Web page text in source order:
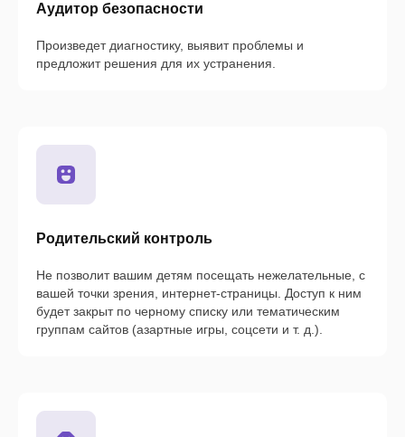
Аудитор безопасности
Произведет диагностику, выявит проблемы и
предложит решения для их устранения.
Родительский контроль
Не позволит вашим детям посещать нежелательные, с
вашей точки зрения, интернет-страницы. Доступ к ним
будет закрыт по черному списку или тематическим
группам сайтов (азартные игры, соцсети и т. д.).